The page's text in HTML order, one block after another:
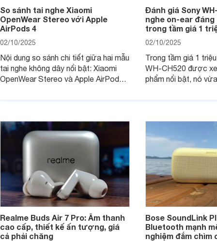
So sánh tai nghe Xiaomi
OpenWear Stereo với Apple
AirPods 4
02/10/2025
Nội dung so sánh chi tiết giữa hai mẫu
tai nghe không dây nổi bật: Xiaomi
OpenWear Stereo và Apple AirPods 4
phẩm chất lượng cao, nhưng hướng
tới đối tượng khách hàng khác nhau.
Đánh giá Sony
nghe on-ear đáng
trong tầm giá 1
02/10/2025
Trong tầm giá 1
WH-CH520 được
phẩm nổi bật, nó
Realme Buds Air 7 Pro: Âm thanh
cao cấp, thiết kế ấn tượng, giá
cả phải chăng
Bose SoundLink
Bluetooth mạnh
nghiệm đắm chìm